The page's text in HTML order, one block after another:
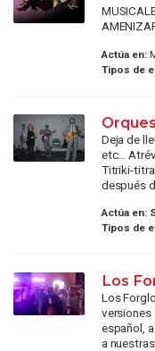
Actúa en:
Tipos de
Deja de
etc…
Titriki-
después
Actúa en:
Tipos de
Los
Los
versiones
español,
a nuestras